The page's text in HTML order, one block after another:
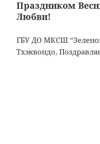
Праздником
Любви!
ГБУ ДО МКСШ
Тхэквондо,